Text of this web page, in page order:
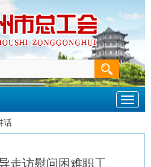
话
走访慰问困难职工